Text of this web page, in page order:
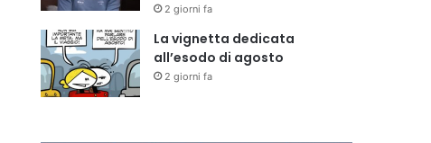
2 giorni fa
La vignetta dedicata
all’esodo di agosto
2 giorni fa